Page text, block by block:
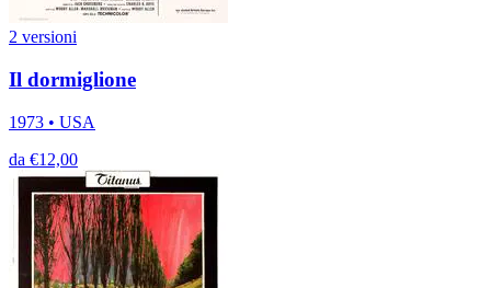
2 versioni
Il dormiglione
1973 • USA
da €12,00